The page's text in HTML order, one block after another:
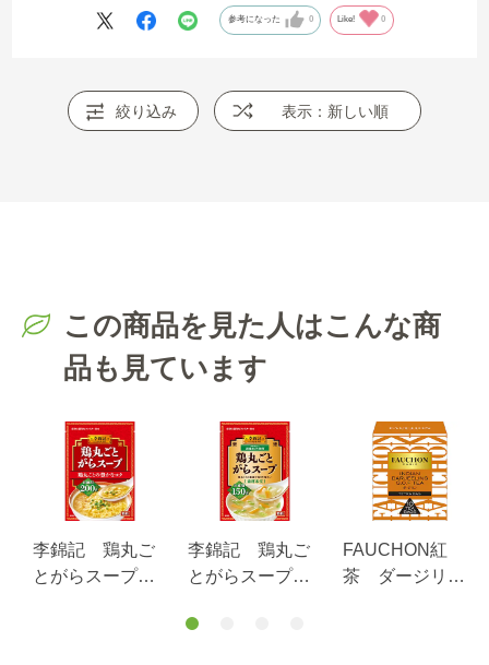
参考になった 0 Like! 0
絞り込み 表示：新しい順
この商品を見た人はこんな商
品も見ています
李錦記 鶏丸ご
とがらスープ
李錦記 鶏丸ご
とがらスープ素
ｇ
FAUCHON紅
茶 ダージリン